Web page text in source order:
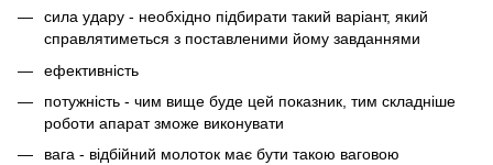
сила удару - необхідно підбирати такий варіант, який
справлятиметься з поставленими йому завданнями
ефективність
потужність - чим вище буде цей показник, тим складніше
роботи апарат зможе виконувати
вага - відбійний молоток має бути такою ваговою